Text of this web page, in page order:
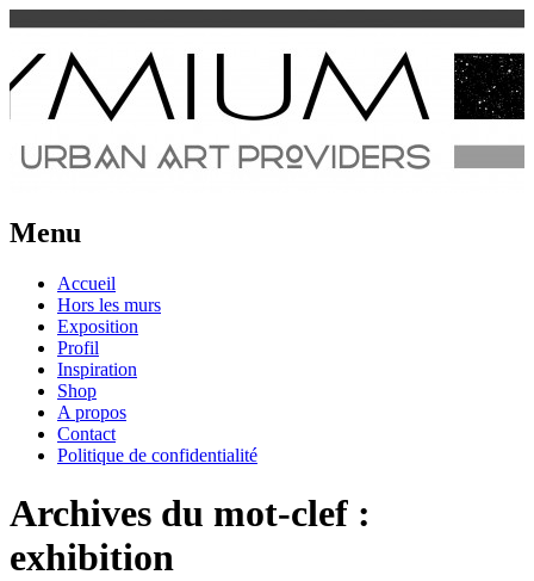
Spraymium Magazine
Urban Art Provider
Menu
Aller
contenu
Accueil
Hors les murs
Exposition
Profil
Inspiration
Shop
A propos
Contact
Politique de confidentialité
Archives du mot-clef :
exhibition